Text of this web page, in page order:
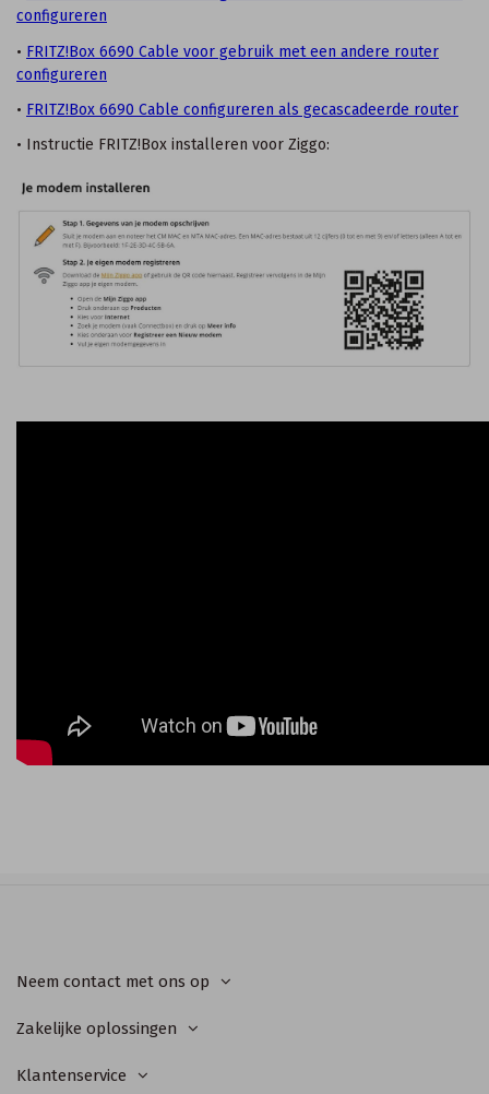
configureren
• FRITZ!Box 6690 Cable voor gebruik met een andere router
configureren
• FRITZ!Box 6690 Cable configureren als gecascadeerde router
• Instructie FRITZ!Box installeren voor Ziggo:
Neem contact met ons op
Zakelijke oplossingen
Klantenservice